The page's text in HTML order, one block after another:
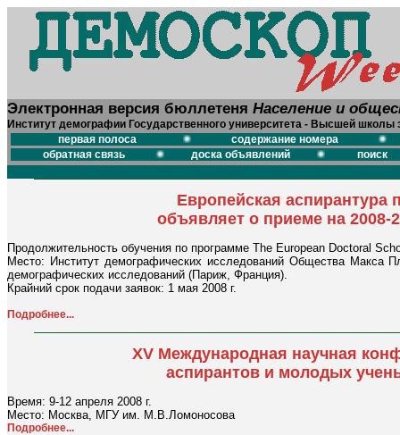
Электронная версия бюллетеня Население и
Институт демографии Государственного университета - Высшей школы
первая полоса
содержание номера
обратная связь
доска объявлений поиск
Европейская аспирантура
объявляет о приеме на 2008-
Продолжительность обучения по программе The European Doctoral
Место: Институт демографических исследований Общества Макса
демографических исследований (Париж, Франция).
Крайний срок подачи заявок: 1 мая 2008 г.
Подробнее...
XV Международная научная
аспирантов и молодых
Время: 9-12 апреля 2008 г.
Место: Москва, МГУ им. М.В.Ломоносова
Подробнее...